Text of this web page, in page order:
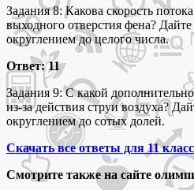
Задания 8: Какова скорость
выходного отверстия фена? Дайте
округлением до целого числа.
Ответ: 11
Задания 9: С какой
из-за действия струи воздуха?
округлением до сотых долей.
Скачать все ответы для 11
Смотрите также на сайте